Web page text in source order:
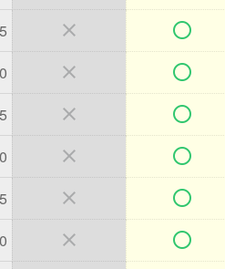
 
 
 
 
 
 